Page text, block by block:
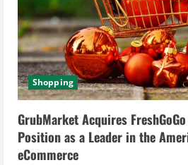
Shopping
GrubMarket Acquires
Position as a Leader in the
eCommerce